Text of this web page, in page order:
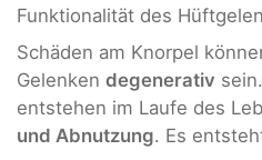
Funktionalität des
Schäden am Knorpel
Gelenken degenerativ
entstehen im Laufe des
und Abnutzung. Es